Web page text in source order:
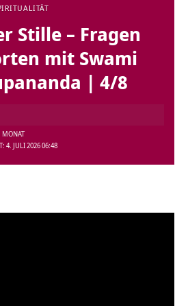
Stille – Fragen
mit Swami
| 4/8
4. JULI 2026 06:48
MONAT